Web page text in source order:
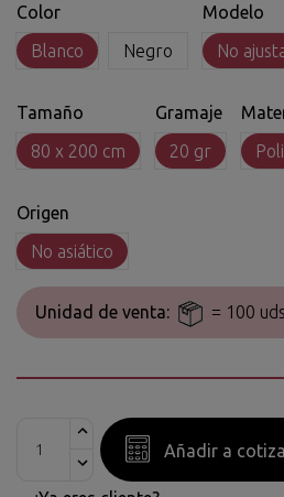
Color
Blanco
Negro
Modelo
No
Tamaño
80 x 200 cm
Gramaje
20 gr
Origen
No asiático
Unidad de venta: = 100
Añadir a